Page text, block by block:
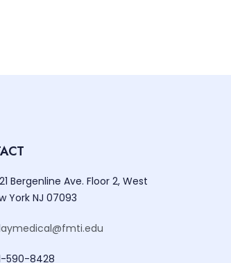
Bergenline Ave. Floor 2, West
York NJ 07093
590-8428